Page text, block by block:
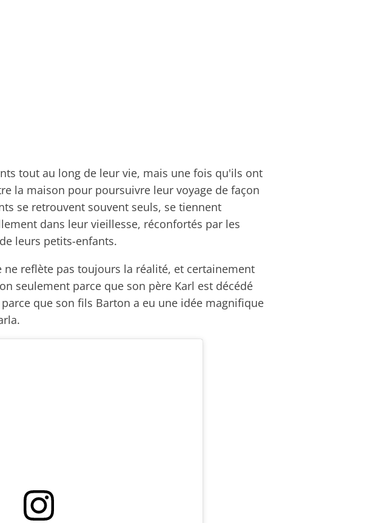
tout au long de leur vie, mais une fois qu'ils ont
la maison pour poursuivre leur voyage de façon
se retrouvent souvent seuls, se tiennent
dans leur vieillesse, réconfortés par les
leurs petits-enfants.
reflète pas toujours la réalité, et certainement
seulement parce que son père Karl est décédé
que son fils Barton a eu une idée magnifique